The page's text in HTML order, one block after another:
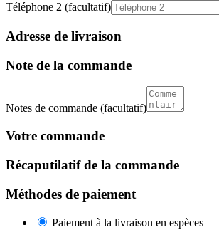
Téléphone 2 (facultatif)
Adresse de livraison
Note de la commande
Notes de commande (facultatif)
Votre commande
Récaputilatif de la commande
Méthodes de paiement
Paiement à la livraison en espèces